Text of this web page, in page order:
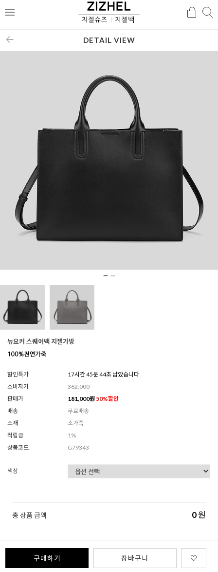
메
검
DETAIL VIEW
뉴요커 스퀘어백 지젤가방
할인특가
17시간 45분 43초 남았습니다
소비자가
362,000
판매가
181,000원 50%할인
배송
무료배송
소재
소가죽
적립금
1%
상품코드
G79343
색상
총 상품 금액 0원
구매하기 장바구니 ♡